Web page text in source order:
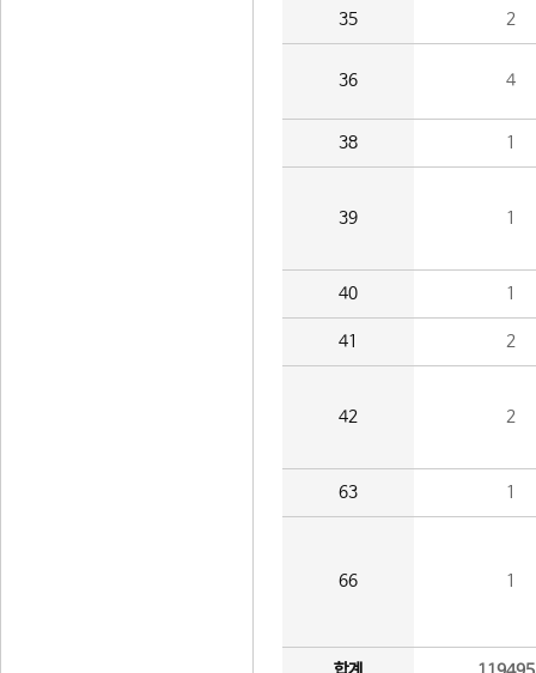
35 2
36 4
38 1
39 1
40 1
41 2
42 2
63 1
66 1